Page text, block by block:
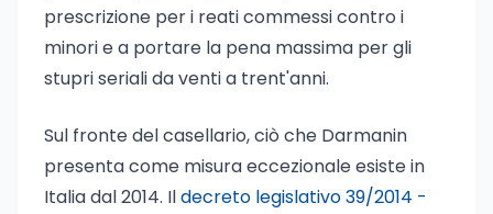
prescrizione per i reati commessi contro i
minori e a portare la pena massima per gli
stupri seriali da venti a trent'anni.
Sul fronte del casellario, ciò che Darmanin
presenta come misura eccezionale esiste in
Italia dal 2014. Ildecreto legislativo 39/2014 -